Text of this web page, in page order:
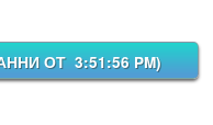
ОТ 3:51:56 PM)